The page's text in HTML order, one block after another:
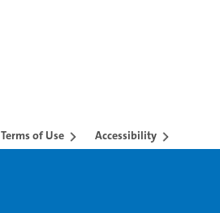
Terms of Use Accessibility